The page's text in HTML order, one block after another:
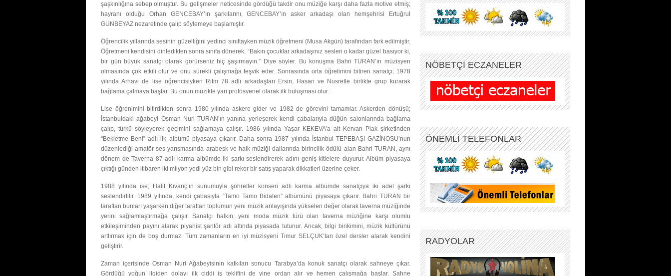
şaşkınlığına sebep olmuştur. Bu gelişmeler neticesinde gördüğü takdir onu müziğe karşı daha fazla motive etmiş;
hayranı olduğu Orhan GENCEBAY’ın şarkılarını, GENCEBAY’ın asker arkadaşı olan hemşehrisi Ertuğrul
GÜNBEYAZ nezaretinde çalıp söylemeye başlamıştır.
Öğrencilik yıllarında sesinin güzelliğini yedinci sınıftayken müzik öğretmeni (Musa Akgün) tarafından fark edilmiştir.
Öğretmeni kendisini dinledikten sonra sınıfa dönerek; “Bakın çocuklar arkadaşınız sesleri o kadar güzel basıyor ki,
bir gün büyük sanatçı olarak görürseniz hiç şaşırmayın.” Diye söyler. Bu konuşma Bahri TURAN’ın müzisyen
olmasında çok etkili olur ve onu sürekli çalışmağa teşvik eder. Sonrasında orta öğretimini bitiren sanatçı; 1978
yılında Arhavi de lise öğrencisiyken Ritm 78 adlı arkadaşları Ersin, Hasan ve Nusretle birlikte grup kurarak
bağlama çalmaya başlar. Bu onun müzikle yarı profösyenel olarak ilk buluşması olur.
Lise öğrenimini bitirdikten sonra 1980 yılında askere gider ve 1982 de görevini tamamlar. Askerden dönüşü;
İstanbuldaki ağabeyi Osman Nuri TURAN’ın yanına yerleşerek kendi çabalarıyla düğün salonlarında bağlama
çalıp, türkü söyleyerek geçimini sağlamaya çalışır. 1986 yılında Yaşar KEKEVA’a ait Kervan Plak şirketinden
“Bekletme Beni” adlı ilk albümü piyasaya çıkarır. Daha sonra 1987 yılında İstanbul TEPEBAŞI GAZİNOSU’nun
düzenlediği amatör ses yarışmasında arabesk ve halk müziği dallarında birincilik ödülü alan Bahri TURAN, aynı
dönem de Taverna 87 adlı karma albümde iki şarkı seslendirerek adını geniş kitlelere duyurur. Albüm piyasaya
çıktığı günden itibaren iki milyon yedi yüz bin gibi rekor bir satış yaparak dikkatleri üzerine çeker.
1988 yılında ise; Halit Kıvanç’ın sunumuyla şöhretler konseri adlı karma albümde sanatçıya iki adet şarkı
seslendirtilir. 1989 yılında, kendi çabasıyla “Tamo Tamo Bidaten” albümünü piyasaya çıkarır. Bahri TURAN bir
taraftan bunları yaşarken diğer taraftan toplumun yeni müzik anlayışında yükselen değer olarak taverna müziğinde
yerini sağlamlaştırmağa çalışır. Sanatçı halkın; yeni moda müzik türü olan taverna müziğine karşı olumlu
etkileşiminden payını alarak piyanist şantör adı altında piyasada tutunur. Ancak, bilgi birikimini, müzik kültürünü
arttırmak için de boş durmaz. Tüm zamanların en iyi müzisyeni Timur SELÇUK’tan özel dersler alarak kendini
geliştirir.
Zaman içerisinde Osman Nuri Ağabeyisinin katkıları sonucu Tarabya’da konuk sanatçı olarak sahneye çıkar.
Gördüğü yoğun ilgiden dolayı ilk ciddi iş teklifini de yine ordan alır ve hemen çalışmağa başlar. Sahne
NÖBETÇİ ECZANELER
ÖNEMLİ TELEFONLAR
RADYOLAR